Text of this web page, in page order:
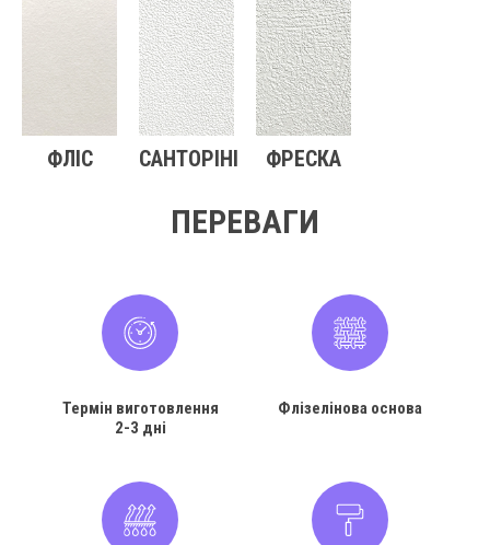
ФЛІС САНТОРІНІ ФРЕСКА
ПЕРЕВАГИ
Термін виготовлення
2-3 дні
Флізелінова основа